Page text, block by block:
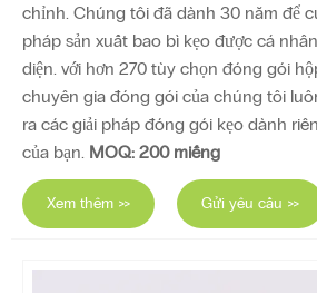
chỉnh. Chúng tôi đã dành 30 năm để
pháp sản xuất bao bì kẹo được cá
diện. với hơn 270 tùy chọn đóng gói
chuyên gia đóng gói của chúng tôi
ra các giải pháp đóng gói kẹo dành
của bạn. MOQ: 200 miếng
Xem thêm >> Gửi yêu cầu >>